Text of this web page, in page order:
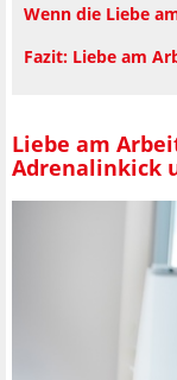
Wenn die Liebe
Fazit: Liebe am
Liebe am
Adrenalinkick